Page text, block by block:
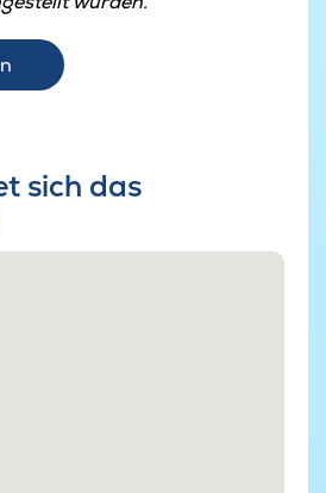
sich das